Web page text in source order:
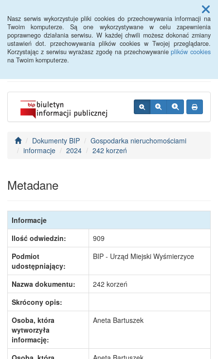
Nasz serwis wykorzystuje pliki cookies do przechowywania informacji na
Twoim komputerze. Są one wykorzystywane w celu zapewnienia
poprawnego działania serwisu. W każdej chwili możesz dokonać zmiany
ustawień dot. przechowywania plików cookies w Twojej przeglądarce.
Korzystając z serwisu wyrażasz zgodę na przechowywanieplików cookies
na Twoim komputerze.
Menu
BIP - Urząd Miejski
Wyśmierzyce
Dokumenty BIP
Gospodarka nieruchomościami
informacje
2024 242 korzeń
Metadane
Informacje
Ilość odwiedzin:
909
Podmiot
udostępniający:
BIP - Urząd Miejski Wyśmierzyce
Nazwa dokumentu:
242 korzeń
Skrócony opis:
Osoba, która
wytworzyła
informację:
Aneta Bartuszek